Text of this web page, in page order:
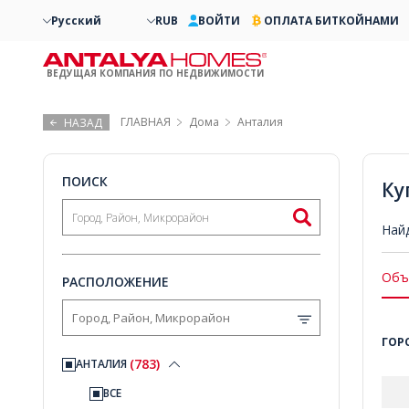
НАЗАД ГЛАВНАЯ Дома Анталия
ПОИСК
РАСПОЛОЖЕНИЕ
АНТАЛИЯ (783)
ВСЕ
Русский RUB ВОЙТИ ОПЛАТА БИТКОЙНАМИ
ВЕДУЩАЯ КОМПАНИЯ ПО НЕДВИЖИМОСТИ